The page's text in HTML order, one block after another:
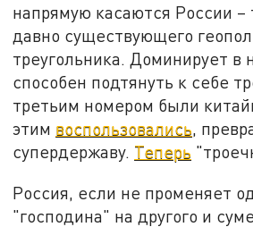
напрямую касаются России –
давно существующего
треугольника. Доминирует в
способен подтянуть к себе
третьим номером были
этим воспользовались,
супердержаву. Теперь
Россия, если не променяет
"господина" на другого и